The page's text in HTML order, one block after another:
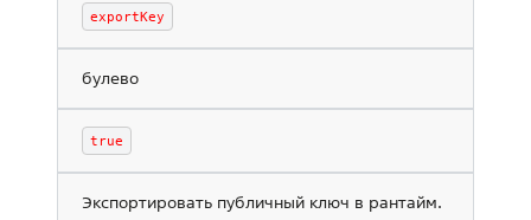
exportKey
булево
true
Экспортировать публичный ключ в рантайм.